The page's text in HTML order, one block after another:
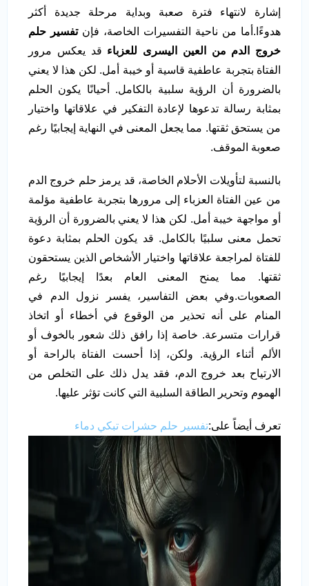
إشارة لانتهاء فترة صعبة وبداية مرحلة جديدة أكثر
هدوءًا.أما من ناحية التفسيرات الخاصة، فإنتفسير حلم
خروج الدم من العين اليسرى للعزباء قد يعكس مرور
الفتاة بتجربة عاطفية قاسية أو خيبة أمل. لكن هذا لا يعني
بالضرورة أن الرؤية سلبية بالكامل. أحيانًا يكون الحلم
بمثابة رسالة تدعوها لإعادة التفكير في علاقاتها واختيار
من يستحق ثقتها. مما يجعل المعنى في النهاية إيجابيًا رغم
صعوبة الموقف.
بالنسبة لتأويلات الأحلام الخاصة، قد يرمز حلم خروج الدم
من عين الفتاة العزباء إلى مرورها بتجربة عاطفية مؤلمة
أو مواجهة خيبة أمل. لكن هذا لا يعني بالضرورة أن الرؤية
تحمل معنى سلبيًا بالكامل. قد يكون الحلم بمثابة دعوة
للفتاة لمراجعة علاقاتها واختيار الأشخاص الذين يستحقون
ثقتها. مما يمنح المعنى العام بعدًا إيجابيًا رغم
الصعوبات.وفي بعض التفاسير، يفسر نزول الدم في
المنام على أنه تحذير من الوقوع في أخطاء أو اتخاذ
قرارات متسرعة. خاصة إذا رافق ذلك شعور بالخوف أو
الألم أثناء الرؤية. ولكن، إذا أحست الفتاة بالراحة أو
الارتياح بعد خروج الدم، فقد يدل ذلك على التخلص من
الهموم وتحرير الطاقة السلبية التي كانت تؤثر عليها.
تعرف أيضاً على:تفسير حلم حشرات تبكي دماء